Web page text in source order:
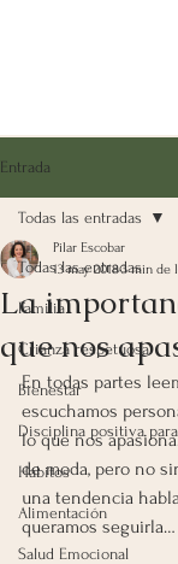
Entrada
Todas las entradas
Familia
Crianza respetuosa
Bienestar
Disciplina positiva
Hábitos
Alimentación
Salud Emocional
Todas las entradas
La
que nos
Pilar Escobar
13 may 20183 min de
En todas partes
escuchamos
lo que nos
de moda, pero no
una tendencia
queramos seguirla…